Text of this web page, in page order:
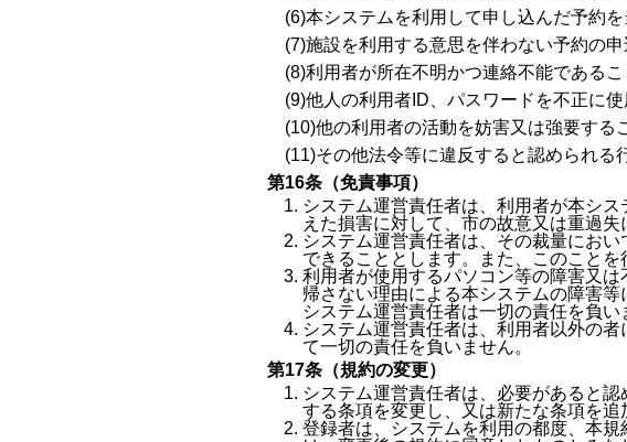
(6)本システムを利用して申し込んだ予約
(7)施設を利用する意思を伴わない予約の
(8)利用者が所在不明かつ連絡不能であるこ
(9)他人の利用者ID、パスワードを不正に使
(10)他の利用者の活動を妨害又は強要する
(11)その他法令等に違反すると認められる
第16条（免責事項）
システム運営責任者は、利用者が本シ
えた損害に対して、市の故意又は重過
システム運営責任者は、その裁量にお
できることとします。また、このこと
利用者が使用するパソコン等の障害又
帰さない理由による本システムの障害
システム運営責任者は一切の責任を負い
システム運営責任者は、利用者以外の
て一切の責任を負いません。
第17条（規約の変更）
システム運営責任者は、必要があると
する条項を変更し、又は新たな条項を
登録者は、システムを利用の都度、本